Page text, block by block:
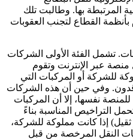
المرتبطة بها. وطالبت تلك
بأنظمة القطاع لتجنب العقوبات
تشمل الفئة الأولى الشركات
منصة عبر الإنترنت وتقوم
للشركة أو المركبات التي
وفي حين أن هذه الشركات
نفسها، إلا أن المركبات
التراخيص المناسبة بناءً
إذا كانت مملوكة للشركة،
النقل المرخصة من قبل